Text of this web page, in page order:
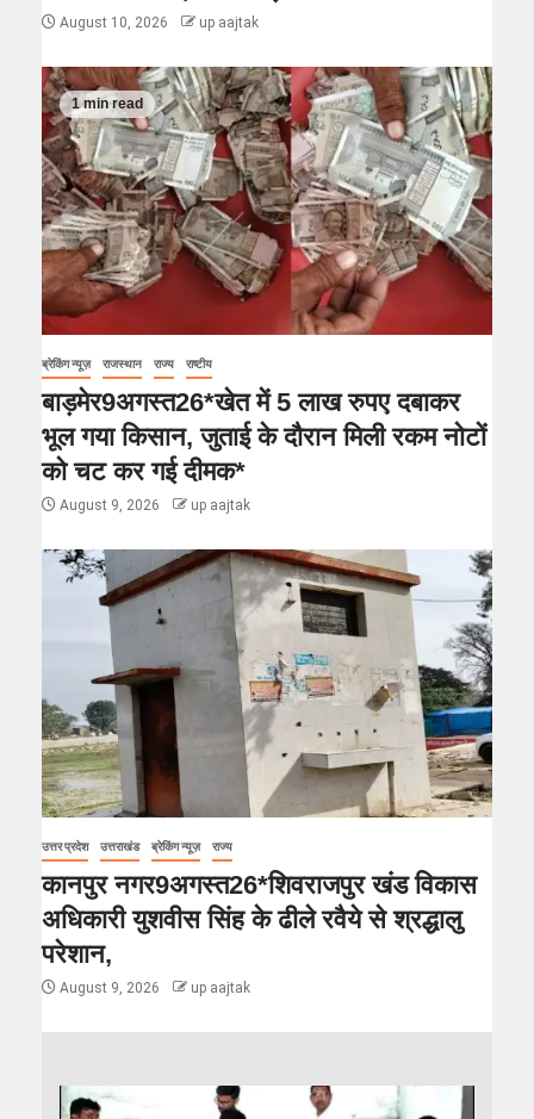
August 10, 2026 up aajtak
1 min read
ब्रेकिंग न्यूज़ राजस्थान राज्य राष्टीय
बाड़मेर9अगस्त26*खेत में 5 लाख रुपए दबाकर
भूल गया किसान, जुताई के दौरान मिली रकम नोटों
को चट कर गई दीमक*
August 9, 2026 up aajtak
उत्तर प्रदेश उत्तराखंड ब्रेकिंग न्यूज़ राज्य
कानपुर नगर9अगस्त26*शिवराजपुर खंड विकास
अधिकारी युशवीस सिंह के ढीले रवैये से श्रद्धालु
परेशान,
August 9, 2026 up aajtak